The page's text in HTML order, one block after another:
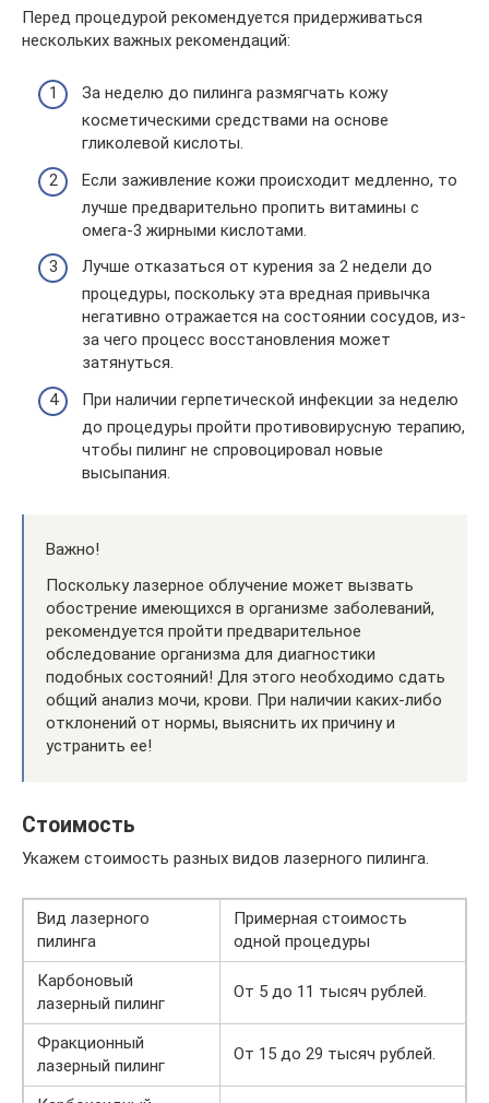
Перед процедурой рекомендуется придерживаться
нескольких важных рекомендаций:
За неделю до пилинга размягчать кожу
косметическими средствами на основе
гликолевой кислоты.
Если заживление кожи происходит медленно, то
лучше предварительно пропить витамины с
омега-3 жирными кислотами.
Лучше отказаться от курения за 2 недели до
процедуры, поскольку эта вредная привычка
негативно отражается на состоянии сосудов, из-
за чего процесс восстановления может
затянуться.
При наличии герпетической инфекции за неделю
до процедуры пройти противовирусную терапию,
чтобы пилинг не спровоцировал новые
высыпания.
Важно!
Поскольку лазерное облучение может вызвать
обострение имеющихся в организме заболеваний,
рекомендуется пройти предварительное
обследование организма для диагностики
подобных состояний! Для этого необходимо сдать
общий анализ мочи, крови. При наличии каких-либо
отклонений от нормы, выяснить их причину и
устранить ее!
Стоимость
Укажем стоимость разных видов лазерного пилинга.
Вид лазерного
пилинга
Примерная стоимость
одной процедуры
Карбоновый
лазерный пилинг
От 5 до 11 тысяч рублей.
Фракционный
лазерный пилинг
От 15 до 29 тысяч рублей.